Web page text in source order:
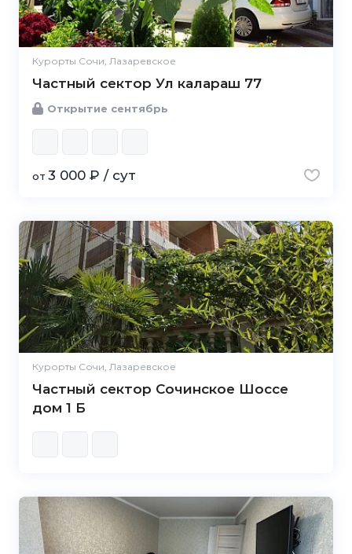
Курорты Сочи, Лазаревское
Частный сектор Ул калараш 77
Открытие сентябрь
от 3 000 ₽ / сут
Курорты Сочи, Лазаревское
Частный сектор Сочинское Шоссе
дом 1 Б